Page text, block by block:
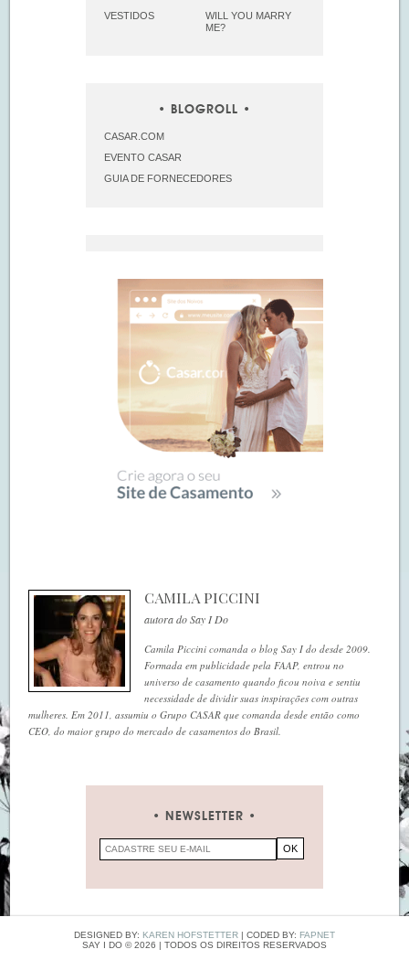
VESTIDOS
WILL YOU MARRY
ME?
BLOGROLL
CASAR.COM
EVENTO CASAR
GUIA DE FORNECEDORES
CAMILA PICCINI
autora do Say I Do
Camila Piccini comanda o blog Say I do desde 2009.
Formada em publicidade pela FAAP, entrou no
universo de casamento quando ficou noiva e sentiu
necessidade de dividir suas inspirações com outras
mulheres. Em 2011, assumiu o Grupo CASAR que comanda desde então como
CEO, do maior grupo do mercado de casamentos do Brasil.
NEWSLETTER
DESIGNED BY: KAREN HOFSTETTER | CODED BY: FAPNET
SAY I DO ©2026 | TODOS OS DIREITOS RESERVADOS